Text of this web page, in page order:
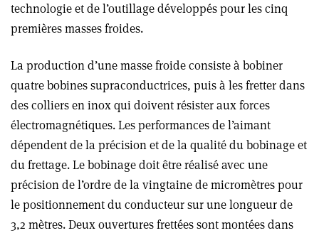
technologie et de l’outillage développés pour les cinq
premières masses froides.
La production d’une masse froide consiste à bobiner
quatre bobines supraconductrices, puis à les fretter dans
des colliers en inox qui doivent résister aux forces
électromagnétiques. Les performances de l’aimant
dépendent de la précision et de la qualité du bobinage et
du frettage. Le bobinage doit être réalisé avec une
précision de l’ordre de la vingtaine de micromètres pour
le positionnement du conducteur sur une longueur de
3,2 mètres. Deux ouvertures frettées sont montées dans